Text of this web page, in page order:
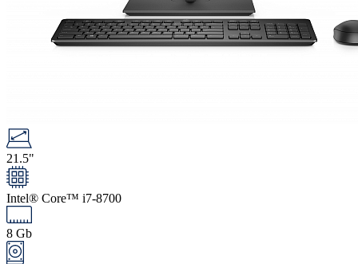
21.5"
Intel® Core™ i7-8700
8 Gb